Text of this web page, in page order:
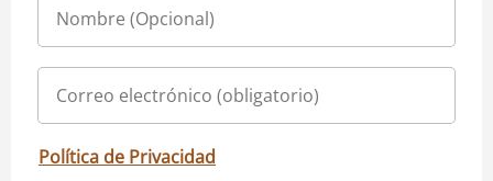
Política de Privacidad